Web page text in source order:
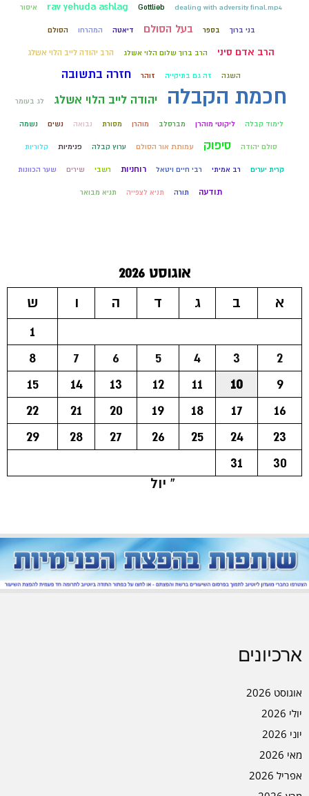
dealing with adversity final.mp4
Gottlieb
rav yehuda ashlag איסור
בני ברוך בספר בעל הסולם דיאטה המהרחו הסולם
הרב אדם סיני הרב ברוך שלום הלוי אשלג הרב יהודה לייב הלוי אשלג
השגה זה גם בתיקייה זוהר חזרה בתשובה
חכמת הקבלה יהודה לייב הלוי אשלג לג בעומר
לימוד קבלה ליקוטי מוהרן מברסלב מוהרן מסורת נבואה נשים נשמה
סולם יהודה סיפוק עמותת אור הסולם ערוץ קבלה פנימיות קלוריות
קרית יערים רב אמיתי רבי חיים ויטאל רוחניות רשבי שירים שער הכוונות
תודעה תורה תניא לצפייה תניא מבואר
אוגוסט 2026
א
ב ג ד ה ו
ש
1
2
3
4
5
6
7
8
9
10
11
12
13
14
15
16
17
18
19
20
21
22
23
24
25
26
27
28
29
30
31
« יול
ארכיונים
אוגוסט 2026
יולי 2026
יוני 2026
מאי 2026
אפריל 2026